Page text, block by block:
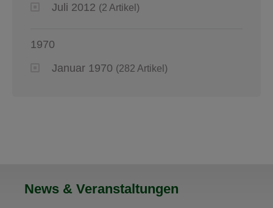
Juli 2012 (2 Artikel)
1970
Januar 1970 (282 Artikel)
News & Veranstaltungen